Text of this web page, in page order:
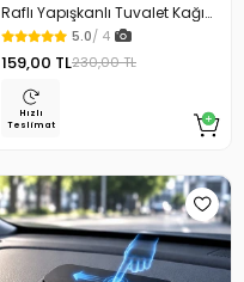
Raflı Yapışkanlı Tuvalet Kağıdı
Askılığı
5.0/ 4
159,00 TL230,00 TL
Hızlı
Teslimat